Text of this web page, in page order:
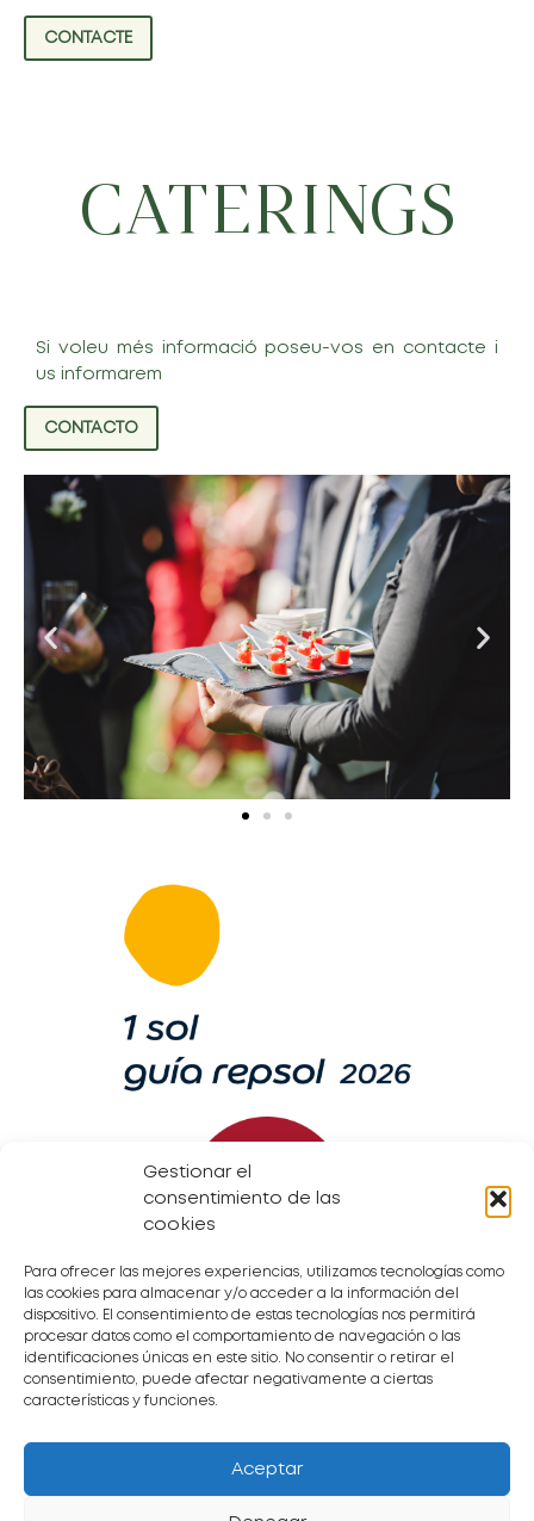
Gestionar el
consentimiento de las
cookies
Para ofrecer las mejores experiencias, utilizamos tecnologías como
las cookies para almacenar y/o acceder a la información del
dispositivo. El consentimiento de estas tecnologías nos permitirá
procesar datos como el comportamiento de navegación o las
identificaciones únicas en este sitio. No consentir o retirar el
consentimiento, puede afectar negativamente a ciertas
características y funciones.
Aceptar
CONTACTE
CATERINGS
Si voleu més informació poseu-vos en contacte i
us informarem
CONTACTO
Copyright ©
Todos los
ATENCIÓN
AL CLIENTE
Y RESERVAS
Whatsapp
:+34 629 642
SÍGUENOS
Accesibilidad
Aviso Legal